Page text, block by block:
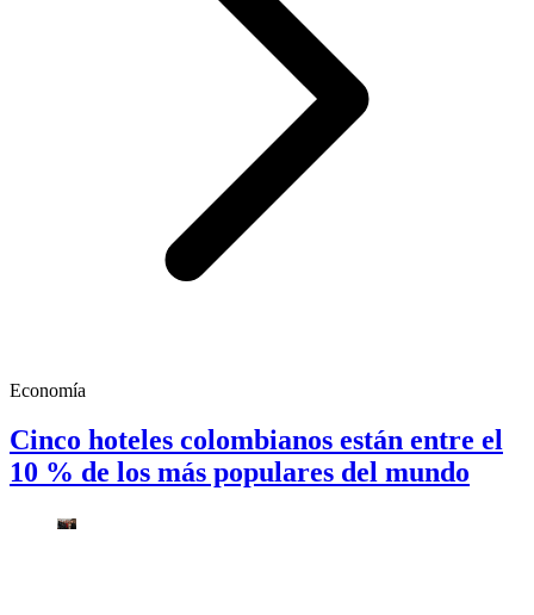
Economía
Cinco hoteles colombianos están entre el
10 % de los más populares del mundo